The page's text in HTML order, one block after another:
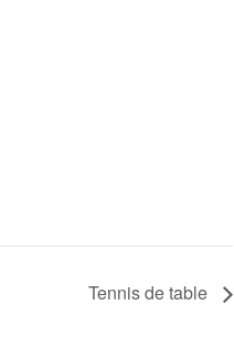
Tennis de table